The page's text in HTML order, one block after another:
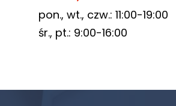
pon., wt., czw.: 11:00-19:00
śr., pt.: 9:00-16:00